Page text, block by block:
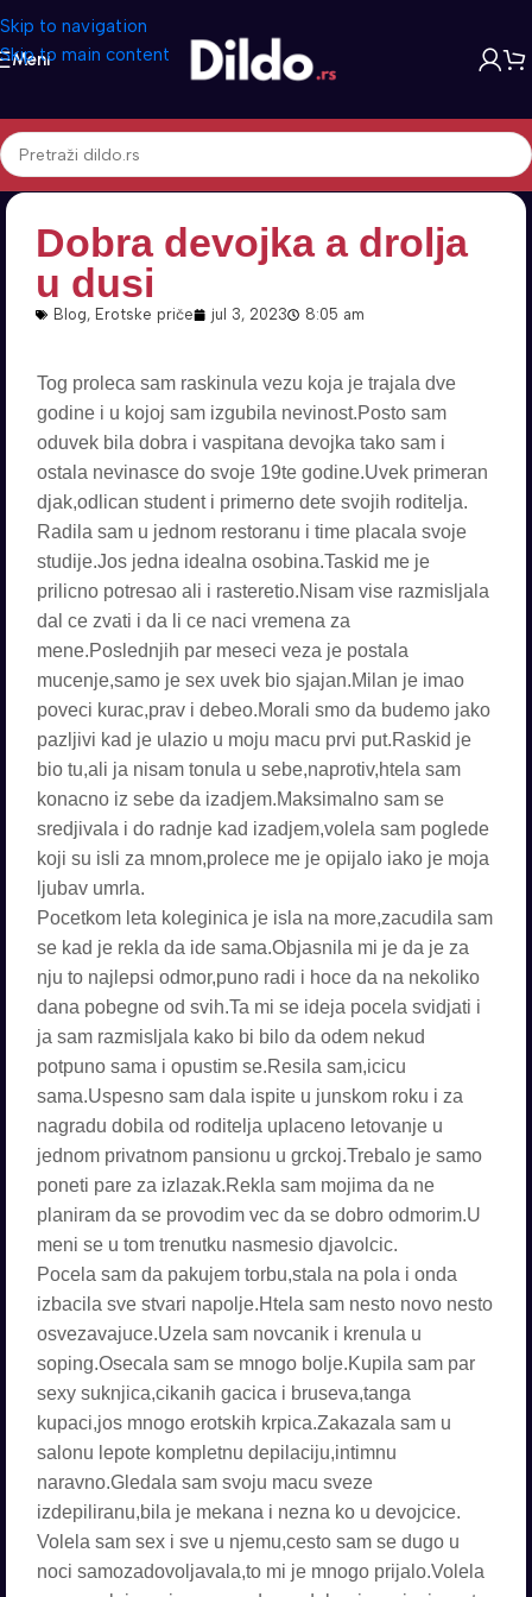
Skip to navigation
Skip to main content
Meni
Dobra devojka a drolja
u dusi
Blog, Erotske priče jul 3, 2023 8:05 am
Tog proleca sam raskinula vezu koja je trajala dve
godine i u kojoj sam izgubila nevinost.Posto sam
oduvek bila dobra i vaspitana devojka tako sam i
ostala nevinasce do svoje 19te godine.Uvek primeran
djak,odlican student i primerno dete svojih roditelja.
Radila sam u jednom restoranu i time placala svoje
studije.Jos jedna idealna osobina.Taskid me je
prilicno potresao ali i rasteretio.Nisam vise razmisljala
dal ce zvati i da li ce naci vremena za
mene.Poslednjih par meseci veza je postala
mucenje,samo je sex uvek bio sjajan.Milan je imao
poveci kurac,prav i debeo.Morali smo da budemo jako
pazljivi kad je ulazio u moju macu prvi put.Raskid je
bio tu,ali ja nisam tonula u sebe,naprotiv,htela sam
konacno iz sebe da izadjem.Maksimalno sam se
sredjivala i do radnje kad izadjem,volela sam poglede
koji su isli za mnom,prolece me je opijalo iako je moja
ljubav umrla.
Pocetkom leta koleginica je isla na more,zacudila sam
se kad je rekla da ide sama.Objasnila mi je da je za
nju to najlepsi odmor,puno radi i hoce da na nekoliko
dana pobegne od svih.Ta mi se ideja pocela svidjati i
ja sam razmisljala kako bi bilo da odem nekud
potpuno sama i opustim se.Resila sam,icicu
sama.Uspesno sam dala ispite u junskom roku i za
nagradu dobila od roditelja uplaceno letovanje u
jednom privatnom pansionu u grckoj.Trebalo je samo
poneti pare za izlazak.Rekla sam mojima da ne
planiram da se provodim vec da se dobro odmorim.U
meni se u tom trenutku nasmesio djavolcic.
Pocela sam da pakujem torbu,stala na pola i onda
izbacila sve stvari napolje.Htela sam nesto novo nesto
osvezavajuce.Uzela sam novcanik i krenula u
soping.Osecala sam se mnogo bolje.Kupila sam par
sexy suknjica,cikanih gacica i bruseva,tanga
kupaci,jos mnogo erotskih krpica.Zakazala sam u
salonu lepote kompletnu depilaciju,intimnu
naravno.Gledala sam svoju macu sveze
izdepiliranu,bila je mekana i nezna ko u devojcice.
Volela sam sex i sve u njemu,cesto sam se dugo u
noci samozadovoljavala,to mi je mnogo prijalo.Volela